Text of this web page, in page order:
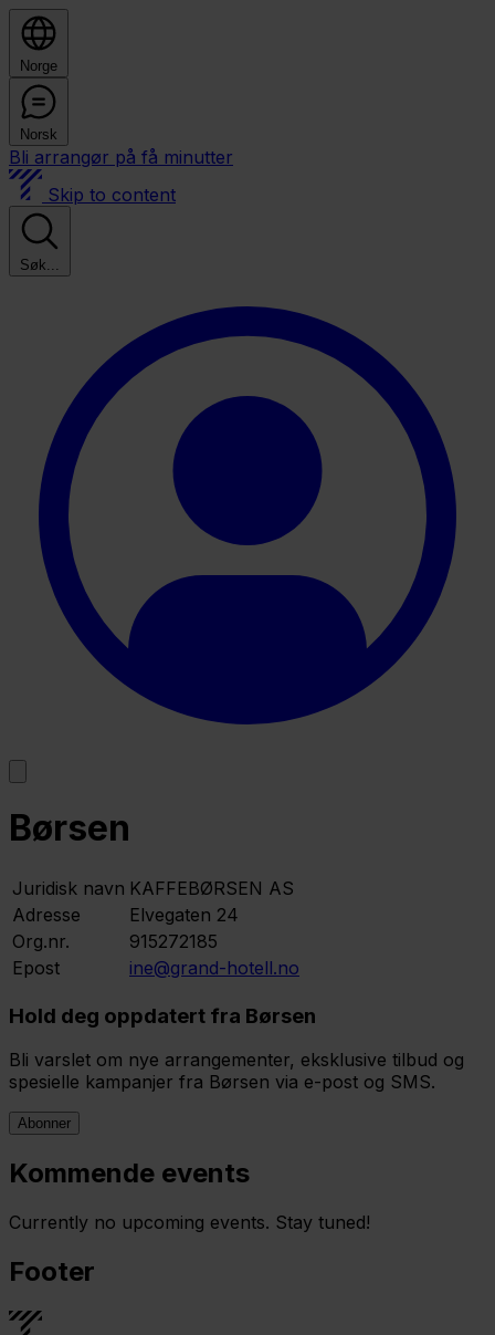
Norge
Norsk
Bli arrangør på få minutter
Skip to content
Søk...
Børsen
Juridisk navn KAFFEBØRSEN AS
Adresse
Elvegaten 24
Org.nr.
915272185
Epost
ine@grand-hotell.no
Hold deg oppdatert fra Børsen
Bli varslet om nye arrangementer, eksklusive tilbud og
spesielle kampanjer fra Børsen via e-post og SMS.
Abonner
Kommende events
Currently no upcoming events. Stay tuned!
Footer